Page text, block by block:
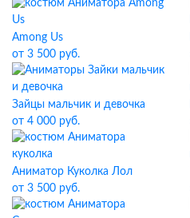
Among Us
от 3 500 руб.
Зайцы мальчик и девочка
от 4 000 руб.
Аниматор Куколка Лол
от 3 500 руб.